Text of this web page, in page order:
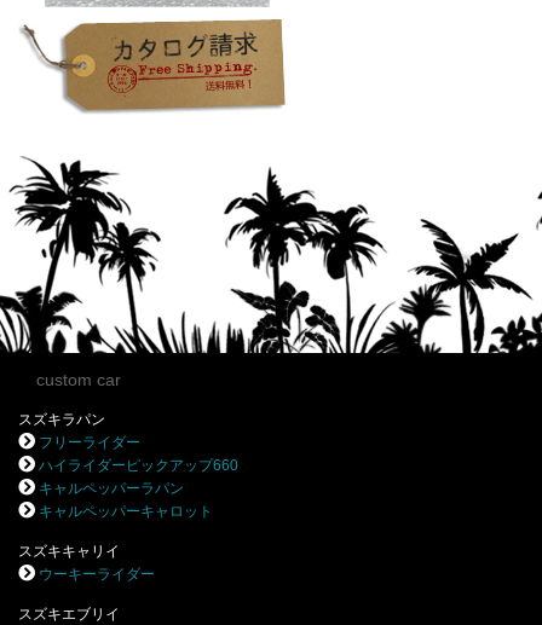
custom car
スズキラパン
フリーライダー
ハイライダーピックアップ660
キャルペッパーラパン
キャルペッパーキャロット
スズキキャリイ
ウーキーライダー
スズキエブリイ